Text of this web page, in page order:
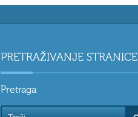
PRETRAŽIVANJE STRANICE
Pretraga